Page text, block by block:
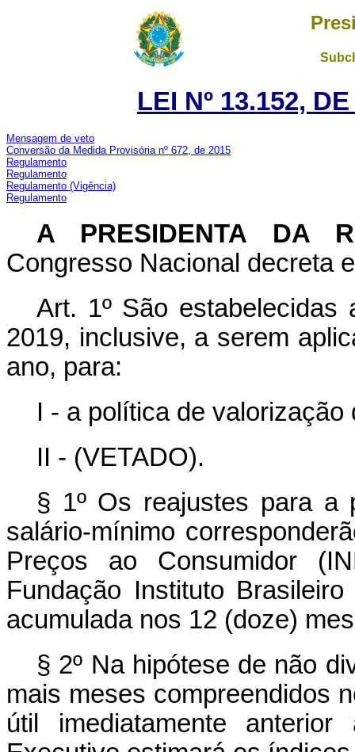
LEI Nº 13.152,
Mensagem de veto
Conversão da Medida Provisória nº 672, de 2015
Regulamento
Regulamento
Regulamento (Vigência)
Regulamento
A PRESIDENTA DA
Congresso Nacional decreta
Art. 1º São
2019, inclusive, a serem
ano, para:
I - a política de
II - (VETADO).
§ 1º Os reajustes para a
salário-mínimo
Preços ao Consumidor
Fundação Instituto
acumulada nos 12 (doze)
§ 2º Na hipótese de não
mais meses compreendidos
útil imediatamente